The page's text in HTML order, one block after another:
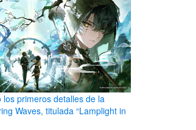
primeros detalles de la
Waves, titulada “Lamplight in